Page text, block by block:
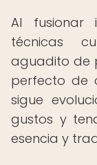
Al fusionar
técnicas
aguadito de
perfecto de
sigue
gustos y
esencia y